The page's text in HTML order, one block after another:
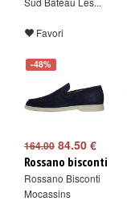
Favori
-48%
164.00 84.50 €
Rossano bisconti
Rossano Bisconti
Mocassins